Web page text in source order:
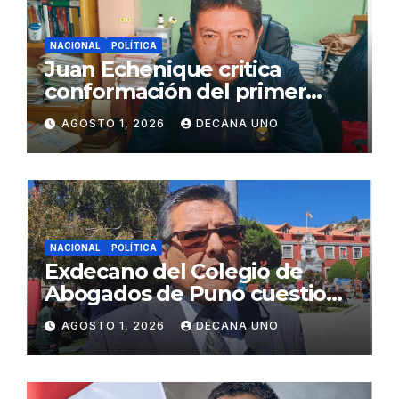
NACIONAL POLÍTICA
Juan Echenique critica
conformación del primer
gabinete ministerial de Keiko
Fujimori
AGOSTO 1, 2026 DECANA UNO
NACIONAL POLÍTICA
Exdecano del Colegio de
Abogados de Puno cuestiona
propuestas sobre seguridad
ciudadana
AGOSTO 1, 2026 DECANA UNO